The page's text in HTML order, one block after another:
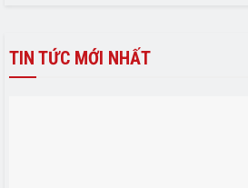
TIN TỨC MỚI NHẤT